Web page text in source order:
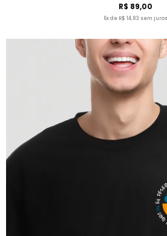
R$ 89,00
6x de R$ 14,83 sem juros